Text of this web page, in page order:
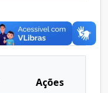
Ações